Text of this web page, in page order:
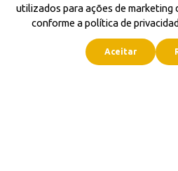
utilizados para ações de marketing
conforme a política de
Aceitar